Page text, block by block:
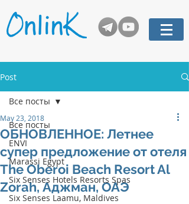
Post
Все посты
ENVI
Marassi Egypt
Six Senses Hotels Resorts Spas
Six Senses Laamu, Maldives
Все посты
ОБНОВЛЕННОЕ: Летнее
супер предложение от отеля
The Oberoi Beach Resort Al
Zorah, Аджман, ОАЭ
May 23, 2018